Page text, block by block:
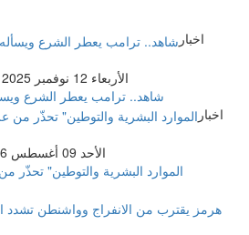
اخبار
الأربعاء 12 نوفمبر 2025 04:09 مساءً
شاهد.. ترامب يعطر الشرع
اخبار
الأحد 09 أغسطس 2026 01:34 صباحاً
"الموارد البشرية والتوطين"